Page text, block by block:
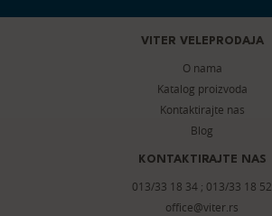
VITER VELEPRODAJA
O nama
Katalog proizvoda
Kontaktirajte nas
Blog
KONTAKTIRAJTE NAS
013/33 18 34 ; 013/33 18 52
office@viter.rs